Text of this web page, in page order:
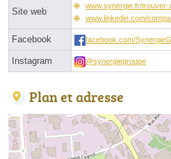
Site web
www.synergie.fr/
www.linkedin.com/
Facebook facebook.com/
Instagram @synergiegroupe
Plan et adresse